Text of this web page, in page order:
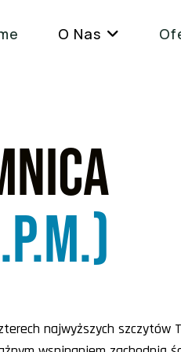
O Nas
najwyższych szczytów